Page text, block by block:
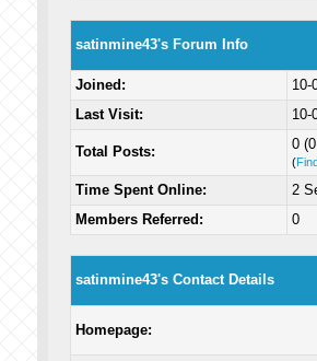
satinmine43's Forum Info
Joined:
10-
Last Visit:
10-
Total Posts: 0
(
Time Spent Online:
2
Members Referred:
0
satinmine43's Contact Details
Homepage: